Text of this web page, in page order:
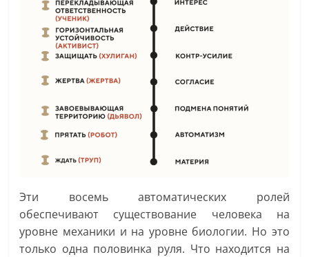
Эти восемь автоматических ролей
обеспечивают существование человека на
уровне механики и на уровне биологии. Но это
только одна половинка руля. Что находится на